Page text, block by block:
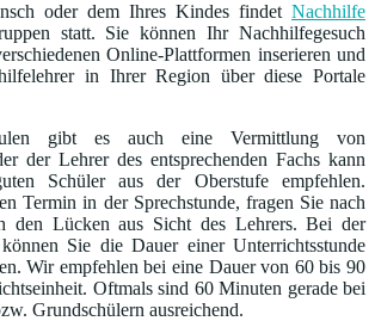
oder dem Ihres Kindes findet Nachhilfe
statt. Sie können Ihr Nachhilfegesuch
Online-Plattformen inserieren und
in Ihrer Region über diese Portale
gibt es auch eine Vermittlung von
der Lehrer des entsprechenden Fachs kann
Schüler aus der Oberstufe empfehlen.
Termin in der Sprechstunde, fragen Sie nach
den Lücken aus Sicht des Lehrers. Bei der
können Sie die Dauer einer Unterrichtsstunde
Wir empfehlen bei eine Dauer von 60 bis 90
Oftmals sind 60 Minuten gerade bei
Grundschülern ausreichend.